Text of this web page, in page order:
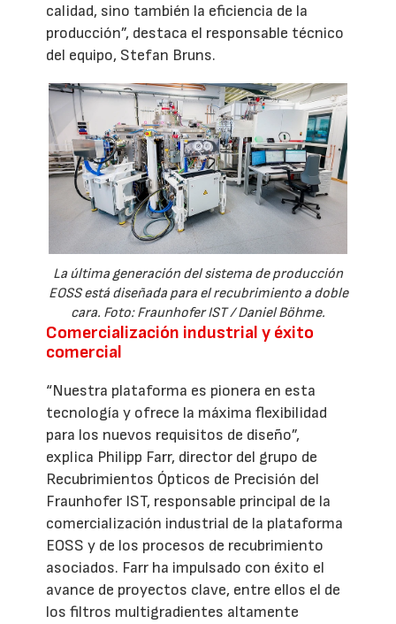
calidad, sino también la eficiencia de la
producción”, destaca el responsable técnico
del equipo, Stefan Bruns.
La última generación del sistema de producción
EOSS está diseñada para el recubrimiento a doble
cara. Foto: Fraunhofer IST / Daniel Böhme.
Comercialización industrial y éxito
comercial
“Nuestra plataforma es pionera en esta
tecnología y ofrece la máxima flexibilidad
para los nuevos requisitos de diseño”,
explica Philipp Farr, director del grupo de
Recubrimientos Ópticos de Precisión del
Fraunhofer IST, responsable principal de la
comercialización industrial de la plataforma
EOSS y de los procesos de recubrimiento
asociados. Farr ha impulsado con éxito el
avance de proyectos clave, entre ellos el de
los filtros multigradientes altamente